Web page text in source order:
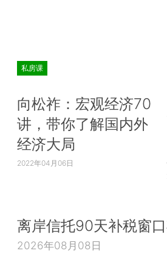
私房课
向松祚：宏观经济70
讲，带你了解国内外
经济大局
2022年04月06日
离岸信托90天补税窗
2026年08月08日